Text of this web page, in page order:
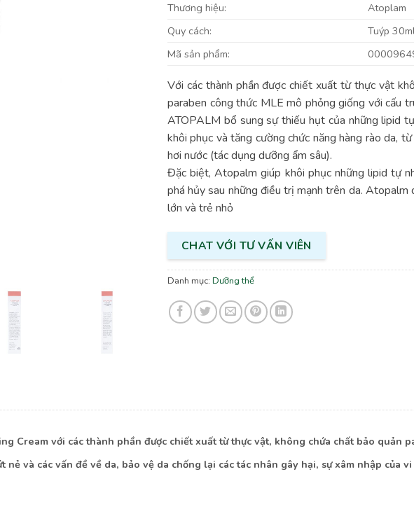
Thương hiệu:
Atoplam
Quy cách:
Tuýp
Mã sản phẩm:
Với các thành phần được chiết xuất từ thực vật
paraben công thức MLE mô phỏng giống với cấu
ATOPALM bổ sung sự thiếu hụt của những lipid
khôi phục và tăng cường chức năng hàng rào da,
hơi nước (tác dụng dưỡng ẩm sâu).
Đặc biệt, Atopalm giúp khôi phục những lipid tự
phá hủy sau những điều trị mạnh trên da. Atopalm
lớn và trẻ nhỏ
CHAT VỚI TƯ VẤN VIÊN
Danh mục: Dưỡng thể
Cream với các thành phần được chiết xuất từ thực vật, không chứa chất bảo quản
và các vấn đề về da, bảo vệ da chống lại các tác nhân gây hại, sự xâm nhập của